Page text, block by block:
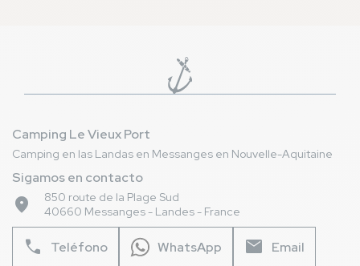
Camping Le Vieux Port
Camping en las Landas en Messanges en Nouvelle-Aquitaine
Sigamos en contacto
place
850 route de la Plage Sud
40660 Messanges - Landes - France
phone Teléfono WhatsApp mail Email